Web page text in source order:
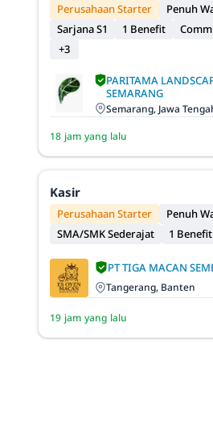
Perusahaan Starter
Penuh
Sarjana S1
1 Benefit
+3
PARITAMA
SEMARANG
Semarang, Jawa
18 jam yang lalu
Kasir
Perusahaan Starter
Penuh
SMA/SMK Sederajat
1 Benefit
PT TIGA MACAN
Tangerang, Banten
19 jam yang lalu